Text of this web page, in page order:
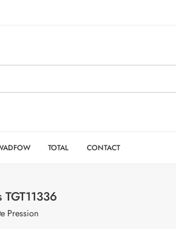
TOTAL CONTACT
Pression